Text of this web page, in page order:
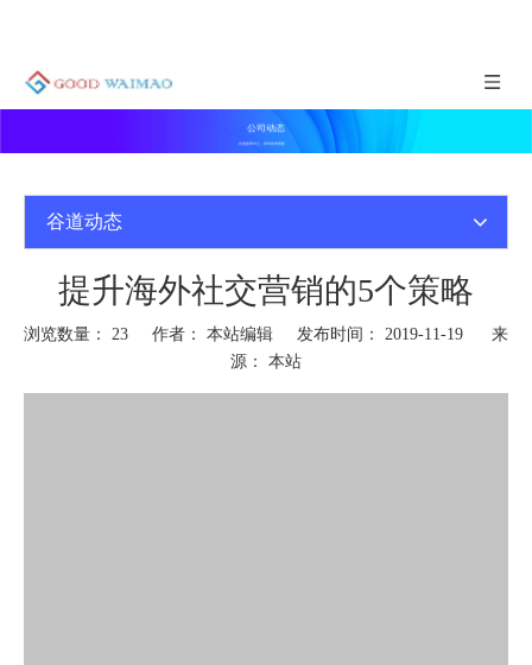
谷道新闻中心，实时咨询更新
公司动态
谷道动态
提升海外社交营销的5个策略
浏览数量： 23 作者： 本站编辑 发布时间： 2019-11-19 来
源： 本站